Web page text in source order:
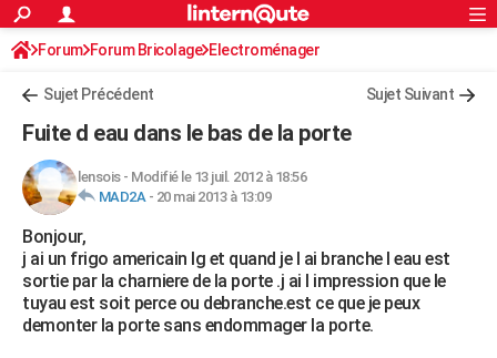
ACTUALITÉS
Politique
Société
Faits Divers
Education
Monde
Villes
+
FINANCE
Retraite
Impôts
Epargne
Immobilier
Risques naturels par ville
Banque
Assurance
Crédit
AUTO
Essais
Réserver un essai
Citadines
Berlines
SUV
Forum auto
+HIGH-TECH
Mobiles
Meilleur smartphone
Internet
Ordinateurs
Jeux vidéo
Guide high-tech
+BRICOLAGE
Forum
Aménagement intérieur
Extérieur
Cuisine
Salle de bains
Jardinage
Rangement
S'inscrire
Connexion
Forum Forum Bricolage Electroménager
Sujet Précédent Sujet Suivant
Fuite d eau dans le bas de la porte
lensois- Modifié le 13 juil. 2012 à 18:56
MAD2A- 20 mai 2013 à 13:09
Bonjour,
j ai un frigo americain lg et quand je l ai branche l eau est
sortie par la charniere de la porte .j ai l impression que le
tuyau est soit perce ou debranche.est ce que je peux
demonter la porte sans endommager la porte.